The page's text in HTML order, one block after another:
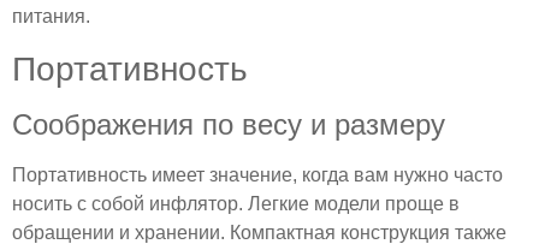
питания.
Портативность
Соображения по весу и размеру
Портативность имеет значение, когда вам нужно часто
носить с собой инфлятор. Легкие модели проще в
обращении и хранении. Компактная конструкция также